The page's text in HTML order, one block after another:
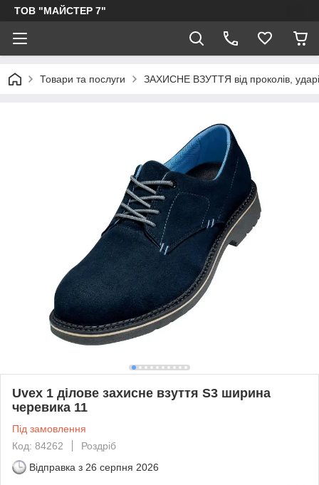
ТОВ "МАЙСТЕР 7"
Товари та послуги ЗАХИСНЕ ВЗУТТЯ від проколів,
Uvex 1 ділове захисне взуття S3 ширина
черевика 11
Під замовлення
Код: 84262
Роздріб
Відправка з 26 серпня 2026